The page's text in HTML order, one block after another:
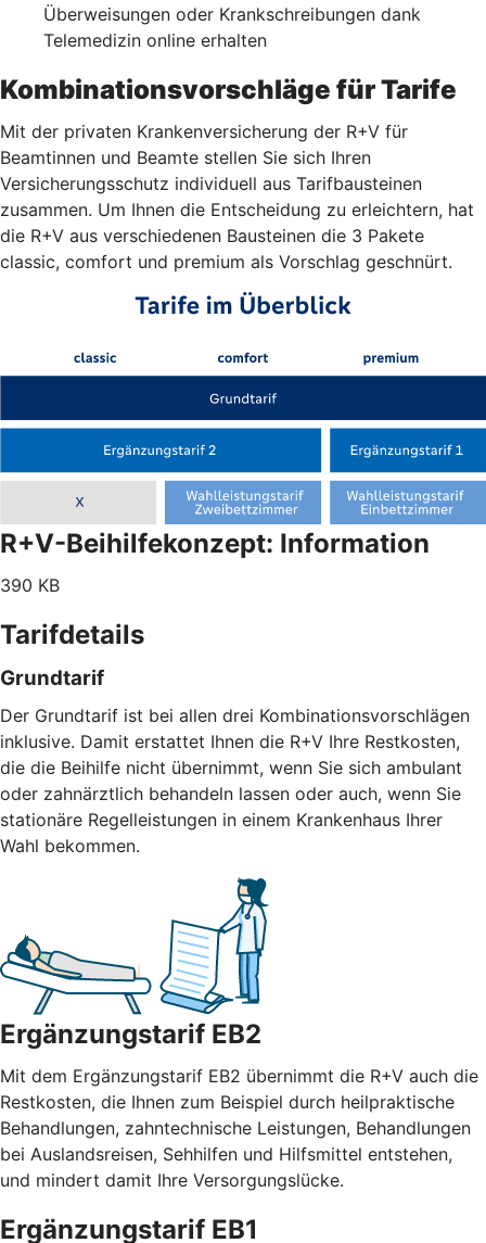
Überweisungen oder Krankschreibungen dank
Telemedizin online erhalten
Kombinationsvorschläge für Tarife
Mit der privaten Krankenversicherung der R+V für
Beamtinnen und Beamte stellen Sie sich Ihren
Versicherungsschutz individuell aus Tarifbausteinen
zusammen. Um Ihnen die Entscheidung zu erleichtern, hat
die R+V aus verschiedenen Bausteinen die 3 Pakete
classic, comfort und premium als Vorschlag geschnürt.
R+V-Beihilfekonzept: Information
390 KB
Tarifdetails
Grundtarif
Der Grundtarif ist bei allen drei Kombinationsvorschlägen
inklusive. Damit erstattet Ihnen die R+V Ihre Restkosten,
die die Beihilfe nicht übernimmt, wenn Sie sich ambulant
oder zahnärztlich behandeln lassen oder auch, wenn Sie
stationäre Regelleistungen in einem Krankenhaus Ihrer
Wahl bekommen.
Ergänzungstarif EB2
Mit dem Ergänzungstarif EB2 übernimmt die R+V auch die
Restkosten, die Ihnen zum Beispiel durch heilpraktische
Behandlungen, zahntechnische Leistungen, Behandlungen
bei Auslandsreisen, Sehhilfen und Hilfsmittel entstehen,
und mindert damit Ihre Versorgungslücke.
Ergänzungstarif EB1